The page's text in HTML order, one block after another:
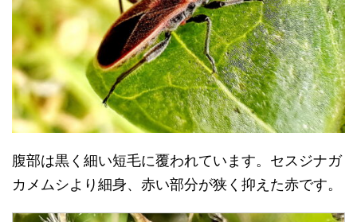
腹部は黒く細い短毛に覆われています。セスジナガ
カメムシより細身、赤い部分が狭く抑えた赤です。